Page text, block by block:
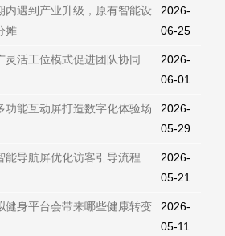
内遇到产业升级，原有智能设
摊
2026-
06-25
灵活工位模式促进团队协同
2026-
06-01
功能互动屏打造数字化体验场
2026-
05-29
能导航屏优化访客引导流程
2026-
05-21
健身平台会带来哪些健康转变
2026-
05-11